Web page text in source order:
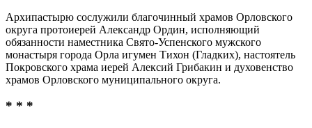
Архипастырю сослужили благочинный храмов Орловского
округа протоиерей Александр Ордин, исполняющий
обязанности наместника Свято-Успенского мужского
монастыря города Орла игумен Тихон (Гладких), настоятель
Покровского храма иерей Алексий Грибакин и духовенство
храмов Орловского муниципального округа.
* * *